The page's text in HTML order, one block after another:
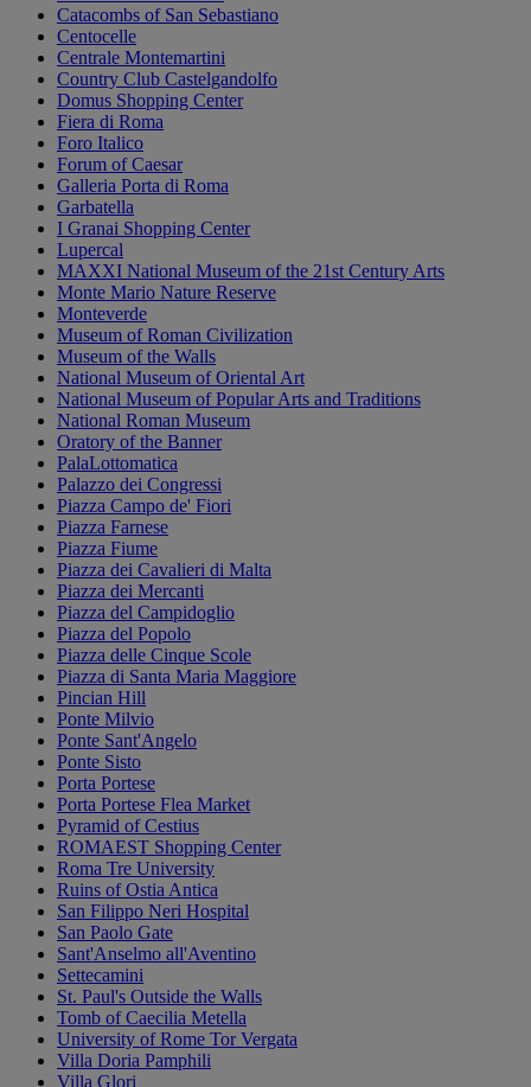
Catacombs of San Sebastiano
Centocelle
Centrale Montemartini
Country Club Castelgandolfo
Domus Shopping Center
Fiera di Roma
Foro Italico
Forum of Caesar
Galleria Porta di Roma
Garbatella
I Granai Shopping Center
Lupercal
MAXXI National Museum of the 21st Century Arts
Monte Mario Nature Reserve
Monteverde
Museum of Roman Civilization
Museum of the Walls
National Museum of Oriental Art
National Museum of Popular Arts and Traditions
National Roman Museum
Oratory of the Banner
PalaLottomatica
Palazzo dei Congressi
Piazza Campo de' Fiori
Piazza Farnese
Piazza Fiume
Piazza dei Cavalieri di Malta
Piazza dei Mercanti
Piazza del Campidoglio
Piazza del Popolo
Piazza delle Cinque Scole
Piazza di Santa Maria Maggiore
Pincian Hill
Ponte Milvio
Ponte Sant'Angelo
Ponte Sisto
Porta Portese
Porta Portese Flea Market
Pyramid of Cestius
ROMAEST Shopping Center
Roma Tre University
Ruins of Ostia Antica
San Filippo Neri Hospital
San Paolo Gate
Sant'Anselmo all'Aventino
Settecamini
St. Paul's Outside the Walls
Tomb of Caecilia Metella
University of Rome Tor Vergata
Villa Doria Pamphili
Villa Glori